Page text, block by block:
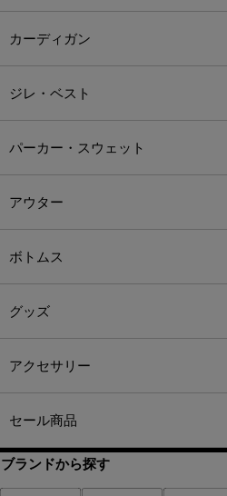
カーディガン
ジレ・ベスト
パーカー・スウェット
アウター
ボトムス
グッズ
アクセサリー
セール商品
ブランドから探す